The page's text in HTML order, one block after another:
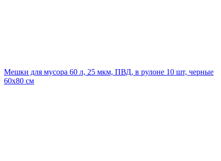
Мешки для мусора 60 л, 25 мкм, ПВД, в рулоне 10 шт, черные
60х80 см